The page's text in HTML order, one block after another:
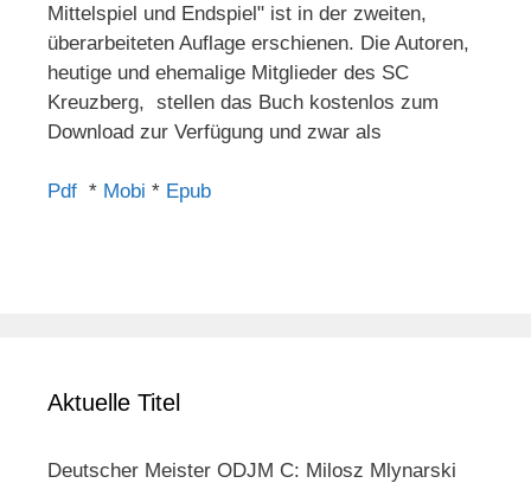
Mittelspiel und Endspiel" ist in der zweiten,
überarbeiteten Auflage erschienen. Die Autoren,
heutige und ehemalige Mitglieder des SC
Kreuzberg, stellen das Buch kostenlos zum
Download zur Verfügung und zwar als
Pdf * Mobi * Epub
Aktuelle Titel
Deutscher Meister ODJM C: Milosz Mlynarski